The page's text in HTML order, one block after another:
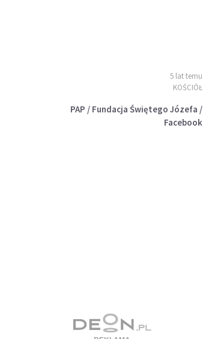
5 lat temu
KOŚCIÓŁ
PAP / Fundacja Świętego Józefa /
Facebook